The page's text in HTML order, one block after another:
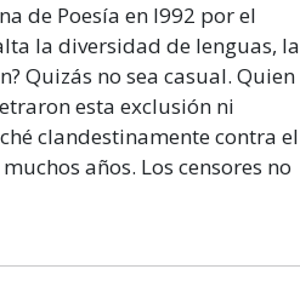
de Poesía en l992 por el
la diversidad de lenguas, la
Quizás no sea casual. Quien
esta exclusión ni
clandestinamente contra el
años. Los censores no